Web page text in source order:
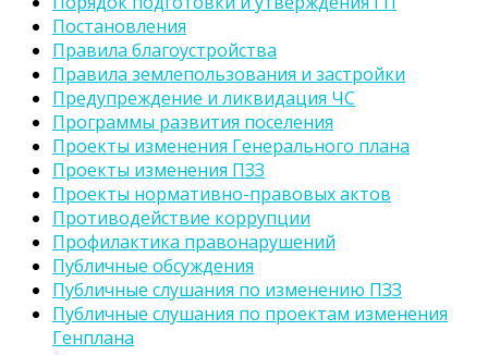
Постановления
Правила благоустройства
Правила землепользования и застройки
Предупреждение и ликвидация ЧС
Программы развития поселения
Проекты изменения Генерального плана
Проекты изменения ПЗЗ
Проекты нормативно-правовых актов
Противодействие коррупции
Профилактика правонарушений
Публичные обсуждения
Публичные слушания по изменению ПЗЗ
Публичные слушания по проектам изменения
Генплана